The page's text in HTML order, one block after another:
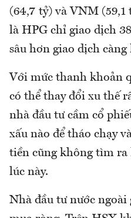
(64,7 tỷ) và VNM (59,1
là HPG chỉ giao dịch
sâu hơn giao dịch càng
Với mức thanh khoản
có thể thay đổi xu thế
nhà đầu tư cầm cổ
xấu nào để tháo chạy
tiền cũng không tìm ra
lúc này.
Nhà đầu tư nước